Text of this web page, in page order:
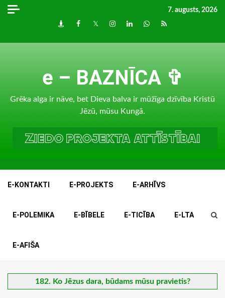
Skip
7. augusts, 2026
DraugiemFacebook
TwitterInstagram
LinkedInwhatsapp
RSS
e – BAZNĪCA ✞
Grēka alga ir nāve, bet Dieva balva ir mūžīga dzīvība Kristū
Jēzū, mūsu Kungā.
E-KONTAKTI E-PROJEKTS E-ARHĪVS
E-POLEMIKA E-BĪBELE E-TICĪBA E-LTA
E-AFIŠA
182. Ko Jēzus dara, būdams mūsu pravietis?